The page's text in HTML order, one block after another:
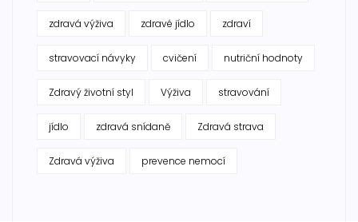
zdravá výživa zdravé jídlo zdraví
stravovací návyky cvičení nutriční hodnoty
Zdravý životní styl Výživa stravování
jídlo zdravá snídaně Zdravá strava
Zdravá výživa prevence nemocí